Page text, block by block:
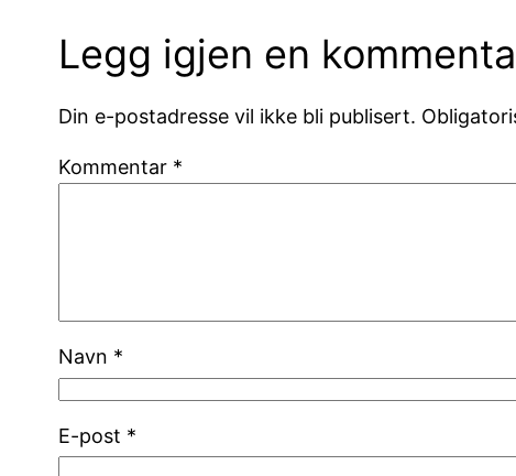
Legg igjen en
Din e-postadresse vil ikke bli publisert.
Kommentar *
Navn *
E-post *